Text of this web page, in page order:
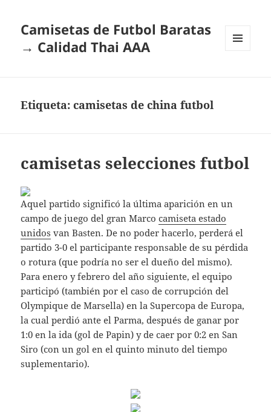
Camisetas de Futbol Baratas
→ Calidad Thai AAA
Etiqueta:camisetas de china futbol
camisetas selecciones futbol
Aquel partido significó la última aparición en un
campo de juego del gran Marcocamiseta estado
unidos van Basten. De no poder hacerlo, perderá el
partido 3-0 el participante responsable de su pérdida
o rotura (que podría no ser el dueño del mismo).
Para enero y febrero del año siguiente, el equipo
participó (también por el caso de corrupción del
Olympique de Marsella) en la Supercopa de Europa,
la cual perdió ante el Parma, después de ganar por
1:0 en la ida (gol de Papin) y de caer por 0:2 en San
Siro (con un gol en el quinto minuto del tiempo
suplementario).